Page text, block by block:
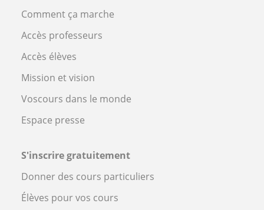
Comment ça marche
Accès professeurs
Accès élèves
Mission et vision
Voscours dans le monde
Espace presse
S'inscrire gratuitement
Donner des cours particuliers
Élèves pour vos cours